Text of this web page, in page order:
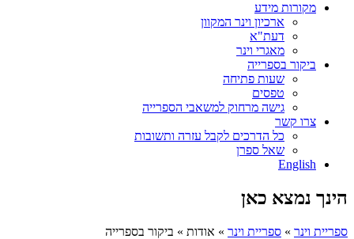
מקורות מידע
ארכיון וינר המקוון
דעת"א
מאגרי וינר
ביקור בספרייה
שעות פתיחה
טפסים
גישה מרחוק למשאבי הספרייה
צרו קשר
כל הדרכים לקבל עזרה ותשובות
שאל ספרן
English
הינך נמצא כאן
ספריית וינר » ספריית וינר » אודות » ביקור בספרייה